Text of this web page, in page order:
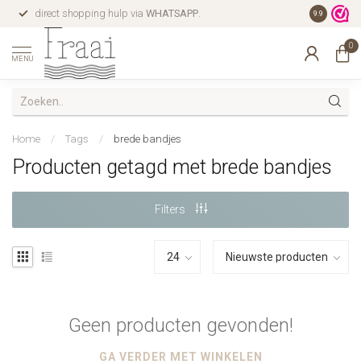
direct shopping hulp via WHATSAPP. gratis
9.9
MENU
0
Home / Tags / brede bandjes
Producten getagd met brede bandjes
Filters
Geen producten gevonden!
GA VERDER MET WINKELEN